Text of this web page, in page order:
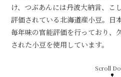
け、つぶあんには丹波大納言、こ
評価されている北海道産小豆。日
毎年味の官能評価を行っており、
された小豆を使用しています。
Scroll